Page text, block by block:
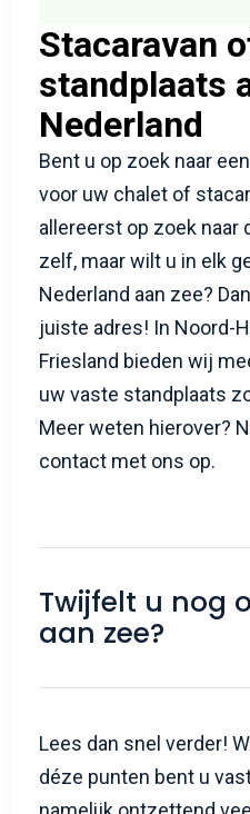
Stacaravan
standplaats
Nederland
Bent u op zoek naar
voor uw chalet of
allereerst op zoek naar
zelf, maar wilt u in elk
Nederland aan zee?
juiste adres! In Noord-
Friesland bieden wij
uw vaste standplaats
Meer weten hierover?
contact met ons op.
Twijfelt u nog
aan zee?
Lees dan snel verder!
déze punten bent u